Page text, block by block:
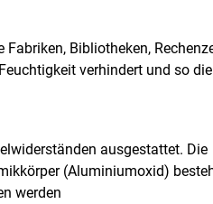
Bibliotheken,
verhindert und so die
ausgestattet. Die
(Aluminiumoxid)
werden